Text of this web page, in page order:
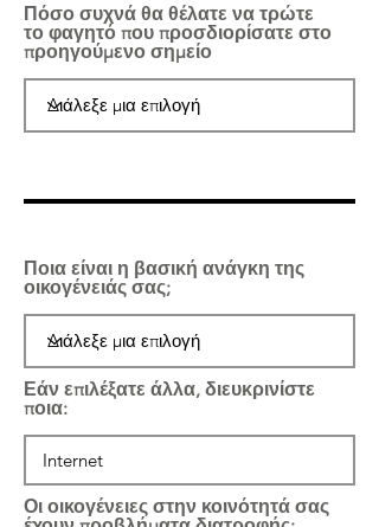
Πόσο συχνά θα θέλατε να τρώτε
το φαγητό που προσδιορίσατε στο
προηγούμενο σημείο
Ποια είναι η βασική ανάγκη της
οικογένειάς σας;
Εάν επιλέξατε άλλα, διευκρινίστε
ποια:
Οι οικογένειες στην κοινότητά σας